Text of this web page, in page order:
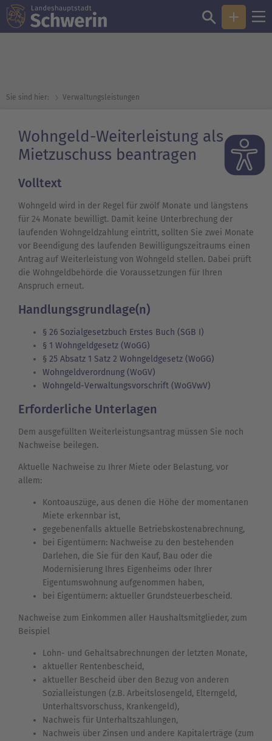
Sie sind hier: Verwaltungsleistungen
Wohngeld-Weiterleistung als
Mietzuschuss beantragen
Volltext
Wohngeld wird in der Regel für zwölf Monate und längstens
für 24 Monate bewilligt. Damit keine Unterbrechung der
laufenden Wohngeldzahlung eintritt, sollten Sie zwei Monate
vor Beendigung des laufenden Bewilligungszeitraums einen
Antrag auf Weiterleistung von Wohngeld stellen. Dabei prüft
die Wohngeldbehörde die Voraussetzungen für Ihren
Anspruch erneut.
Handlungsgrundlage(n)
§ 26 Sozialgesetzbuch Erstes Buch (SGB I)
§ 1 Wohngeldgesetz (WoGG)
§ 25 Absatz 1 Satz 2 Wohngeldgesetz (WoGG)
Wohngeldverordnung (WoGV)
Wohngeld-Verwaltungsvorschrift (WoGVwV)
Erforderliche Unterlagen
Dem ausgefüllten Weiterleistungsantrag müssen Sie noch
Nachweise beilegen.
Aktuelle Nachweise zu Ihrer Miete oder Belastung, vor
allem:
Kontoauszüge, aus denen die Höhe der momentanen
Miete erkennbar ist,
gegebenenfalls aktuelle Betriebskostenabrechnung,
bei Eigentümern: Nachweise zu den bestehenden
Darlehen, die Sie für den Kauf, Bau oder die
Modernisierung Ihres Eigenheims oder Ihrer
Eigentumswohnung aufgenommen haben,
bei Eigentümern: aktueller Grundsteuerbescheid.
Nachweise zum Einkommen aller Haushaltsmitglieder, zum
Beispiel
Lohn- und Gehaltsabrechnungen der letzten Monate,
aktueller Rentenbescheid,
aktueller Bescheid über den Bezug von anderen
Sozialleistungen (z.B. Arbeitslosengeld, Elterngeld,
Unterhaltsvorschuss, Krankengeld),
Nachweis für Unterhaltszahlungen,
Nachweis über Zinsen und andere Kapitalerträge (zum